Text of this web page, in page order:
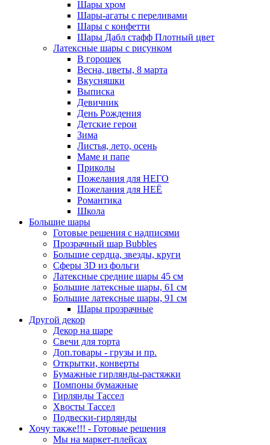
Шары хром
Шары-агаты с переливами
Шары с конфетти
Шары Дабл стафф Плотный цвет
Латексные шары с рисунком
В горошек
Весна, цветы, 8 марта
Вкусняшки
Выписка
Девичник
День Рождения
Детские герои
Зима
Листья, лето, осень
Маме и папе
Приколы
Пожелания для НЕГО
Пожелания для НЕЁ
Романтика
Школа
Большие шары
Готовые решения с надписями
Прозрачный шар Bubbles
Большие сердца, звезды, круги
Сферы 3D из фольги
Латексные средние шары 45 см
Большие латексные шары, 61 см
Большие латексные шары, 91 см
Шары прозрачные
Другой декор
Декор на шаре
Свечи для торта
Доп.товары - грузы и пр.
Открытки, конверты
Бумажные гирлянды-растяжки
Помпоны бумажные
Гирлянды Тассел
Хвосты Тассел
Подвески-гирлянды
Хочу также!!! - Готовые решения
Мы на маркет-плейсах